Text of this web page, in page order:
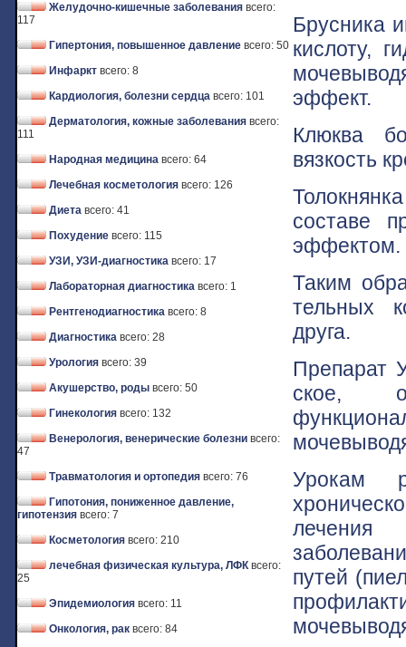
Желудочно-кишечные заболевания всего:
117
Гипертония, повышенное давление всего: 50
Инфаркт всего: 8
Кардиология, болезни сердца всего: 101
Дерматология, кожные заболевания всего:
111
Народная медицина всего: 64
Лечебная косметология всего: 126
Диета всего: 41
Похудение всего: 115
УЗИ, УЗИ-диагностика всего: 17
Лабораторная диагностика всего: 1
Рентгенодиагностика всего: 8
Диагностика всего: 28
Урология всего: 39
Акушерство, роды всего: 50
Гинекология всего: 132
Венерология, венерические болезни всего:
47
Травматология и ортопедия всего: 76
Гипотония, пониженное давление,
гипотензия всего: 7
Косметология всего: 210
лечебная физическая культура, ЛФК всего:
25
Эпидемиология всего: 11
Онкология, рак всего: 84
Брусника
кислоту,
эффект.
Клюква
вязкость
составе
эффектом.
Таким
тельных
друга.
Препарат
ское,
Урокам
лечения
путей